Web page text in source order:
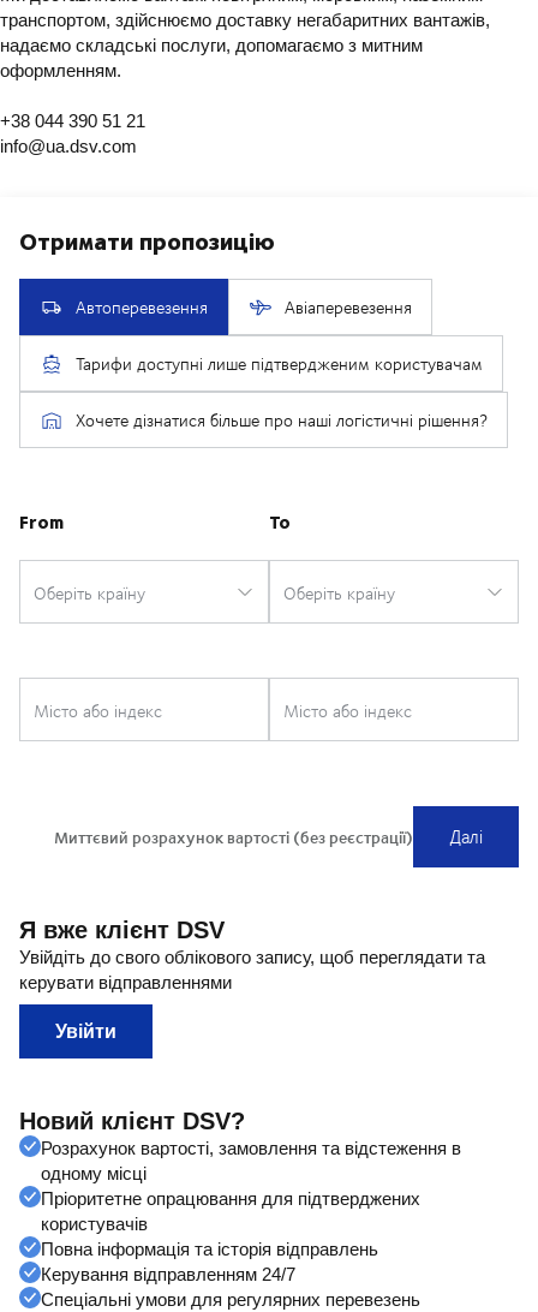
транспортом, здійснюємо доставку негабаритних вантажів,
надаємо складські послуги, допомагаємо з митним
оформленням.
+38 044 390 51 21
info@ua.dsv.com
Я вже клієнт DSV
Увійдіть до свого облікового запису, щоб переглядати та
керувати відправленнями
Увійти
Новий клієнт DSV?
Розрахунок вартості, замовлення та відстеження в
одному місці
Пріоритетне опрацювання для підтверджених
користувачів
Повна інформація та історія відправлень
Керування відправленням 24/7
Спеціальні умови для регулярних перевезень